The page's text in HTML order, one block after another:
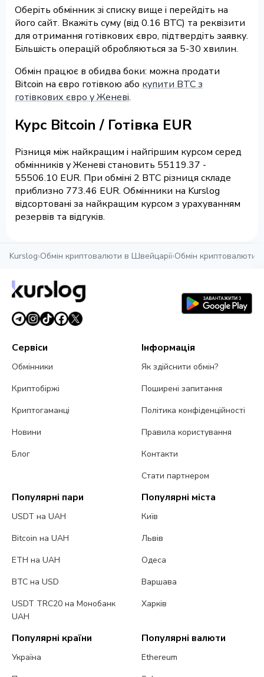
Оберіть обмінник зі списку вище і перейдіть на
його сайт. Вкажіть суму (від 0.16 BTC) та реквізити
для отримання готівкових євро, підтвердіть заявку.
Більшість операцій обробляються за 5-30 хвилин.
Обмін працює в обидва боки: можна продати
Bitcoin на євро готівкою або купити BTC з
готівкових євро у Женеві.
Курс Bitcoin / Готівка EUR
Різниця між найкращим і найгіршим курсом серед
обмінників у Женеві становить 55119.37 -
55506.10 EUR. При обміні 2 BTC різниця складе
приблизно 773.46 EUR. Обмінники на Kurslog
відсортовані за найкращим курсом з урахуванням
резервів та відгуків.
Kurslog›Обмін криптовалюти в Швейцарії›Обмін криптовалюти
Сервіси
Обмінники
Криптобіржі
Криптогаманці
Новини
Блог
Інформація
Як здійснити обмін?
Поширені запитання
Політика конфіденційності
Правила користування
Контакти
Стати партнером
Популярні пари
USDT на UAH
Bitcoin на UAH
ETH на UAH
BTC на USD
USDT TRC20 на Монобанк
UAH
Популярні міста
Київ
Львів
Одеса
Варшава
Харків
Популярні країни
Україна
Популярні валюти
Ethereum